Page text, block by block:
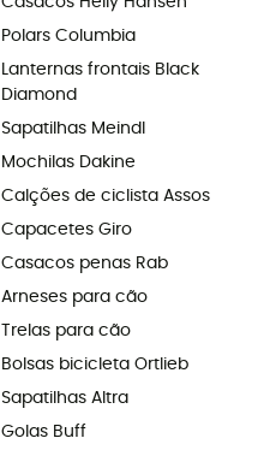
Polars Columbia
Lanternas frontais Black
Diamond
Sapatilhas Meindl
Mochilas Dakine
Calções de ciclista Assos
Capacetes Giro
Casacos penas Rab
Arneses para cão
Trelas para cão
Bolsas bicicleta Ortlieb
Sapatilhas Altra
Golas Buff